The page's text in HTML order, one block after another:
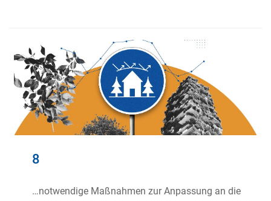
8
…notwendige Maßnahmen zur Anpassung an die